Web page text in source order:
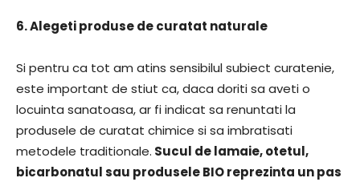
6. Alegeti produse de curatat naturale
Si pentru ca tot am atins sensibilul subiect curatenie,
este important de stiut ca, daca doriti sa aveti o
locuinta sanatoasa, ar fi indicat sa renuntati la
produsele de curatat chimice si sa imbratisati
metodele traditionale. Sucul de lamaie, otetul,
bicarbonatul sau produsele BIO reprezinta un pas